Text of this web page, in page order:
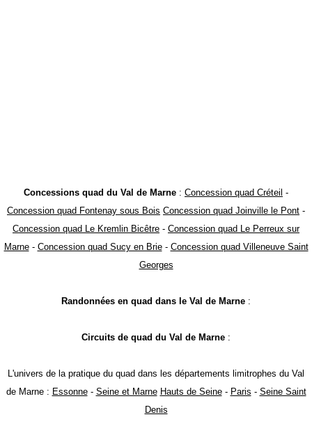
Concessions quad du Val de Marne : Concession quad Créteil -
Concession quad Fontenay sous Bois Concession quad Joinville le Pont -
Concession quad Le Kremlin Bicêtre - Concession quad Le Perreux sur
Marne- Concession quad Sucy en Brie- Concession quad Villeneuve Saint
Georges
Randonnées en quad dans le Val de Marne :
Circuits de quad du Val de Marne :
L'univers de la pratique du quad dans les départements limitrophes du Val
de Marne : Essonne- Seine et Marne Hauts de Seine- Paris - Seine Saint
Denis